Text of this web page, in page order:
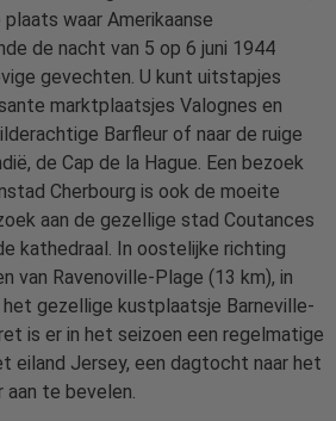
waar Amerikaanse
de nacht van 5 op 6 juni 1944
gevechten. U kunt uitstapjes
marktplaatsjes Valognes en
Barfleur of naar de ruige
de Cap de la Hague. Een bezoek
Cherbourg is ook de moeite
aan de gezellige stad Coutances
kathedraal. In oostelijke richting
van Ravenoville-Plage (13 km), in
gezellige kustplaatsje Barneville-
is er in het seizoen een regelmatige
eiland Jersey, een dagtocht naar het
aan te bevelen.